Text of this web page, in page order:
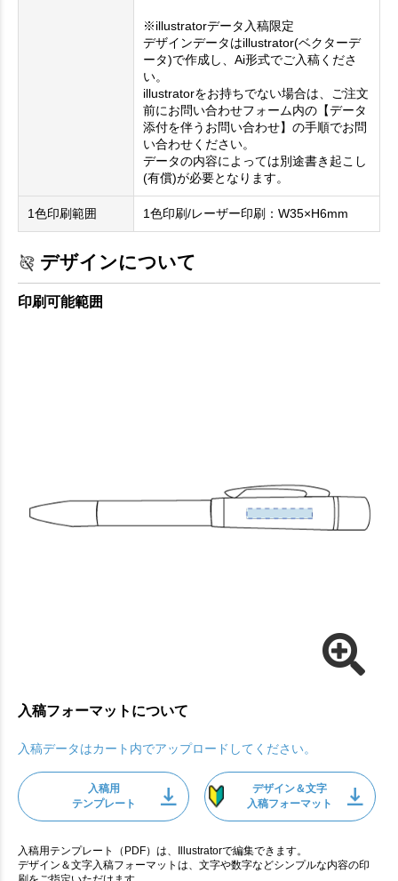
※illustratorデータ入稿限定
デザインデータはillustrator(ベクターデ
ータ)で作成し、Ai形式でご入稿くださ
い。
illustratorをお持ちでない場合は、ご注文
前にお問い合わせフォーム内の【データ
添付を伴うお問い合わせ】の手順でお問
い合わせください。
データの内容によっては別途書き起こし
(有償)が必要となります。
1色印刷範囲 1色印刷/レーザー印刷：W35×H6mm
デザインについて
印刷可能範囲
入稿フォーマットについて
入稿データはカート内でアップロードしてください。
入稿用
テンプレート
デザイン＆文字
入稿フォーマット
入稿用テンプレート（PDF）は、Illustratorで編集できます。
デザイン＆文字入稿フォーマットは、文字や数字などシンプルな内容の印